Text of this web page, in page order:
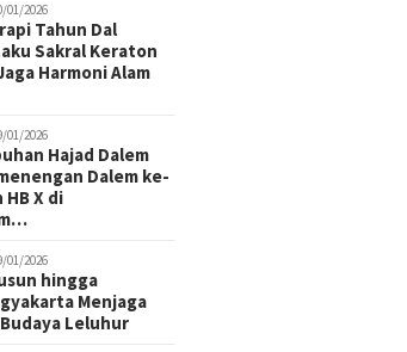
01/2026
Tahun Dal
Sakral Keraton
Harmoni Alam
01/2026
Hajad Dalem
Dalem ke-
X di
01/2026
hingga
Menjaga
Leluhur